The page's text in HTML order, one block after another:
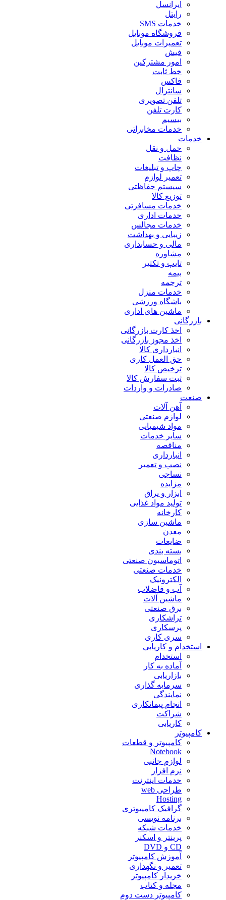
ایرانسل
رایتل
خدمات SMS
فروشگاه موبایل
تعمیرات موبایل
فیش
امور مشترکین
خط ثابت
فاکس
سانترال
تلفن تصویری
کارت تلفن
بیسیم
خدمات مخابراتی
خدمات
حمل و نقل
نظافت
چاپ و تبلیغات
تعمیر لوازم
سیستم حفاظتی
توزیع کالا
خدمات مسافرتی
خدمات اداری
خدمات مجالس
زیبایی و بهداشت
مالی و حسابداری
مشاوره
تایپ و تکثیر
بیمه
ترجمه
خدمات منزل
باشگاه ورزشی
ماشین های اداری
بازرگانی
اخذ کارت بازرگانی
اخذ مجوز بازرگانی
انبارداری کالا
حق العمل کاری
ترخیص کالا
ثبت سفارش کالا
صادرات و واردات
صنعت
آهن آلات
لوازم صنعتی
مواد شیمیایی
سایر خدمات
مناقصه
انبارداری
نصب و تعمیر
نساجی
مزایده
ابزار و یراق
تولید مواد غذایی
کارخانه
ماشین سازی
معدن
ضایعات
بسته بندی
اتوماسیون صنعتی
خدمات صنعتی
الکترونیک
آب و فاضلاب
ماشین آلات
برق صنعتی
تراشکاری
پرسکاری
سری کاری
استخدام و کاریابی
استخدام
آماده به کار
بازاریابی
سرمایه گذاری
نمایندگی
انجام پیمانکاری
شراکت
کاریابی
کامپیوتر
کامپیوتر و قطعات
Notebook
لوازم جانبی
نرم افزار
خدمات اینترنت
طراحی web
Hosting
گرافیک کامپیوتری
برنامه نویسی
خدمات شبکه
پرینتر و اسکنر
CD و DVD
آموزش کامپیوتر
تعمیر و نگهداری
خریدار کامپیوتر
مجله و کتاب
کامپیوتر دست دوم